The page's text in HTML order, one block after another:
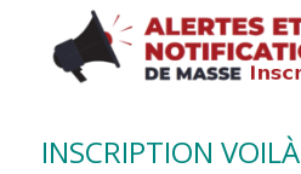
INSCRIPTION VOILÀ